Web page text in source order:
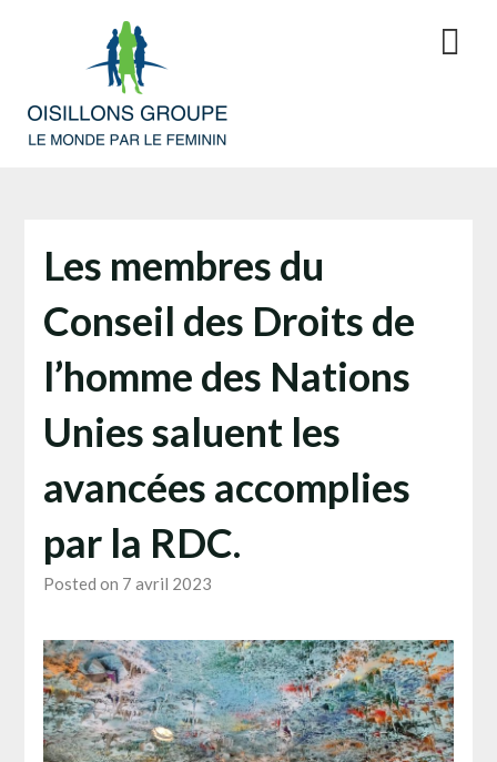
Les membres du
Conseil des Droits de
l’homme des Nations
Unies saluent les
avancées accomplies
par la RDC.
Posted on 7 avril 2023